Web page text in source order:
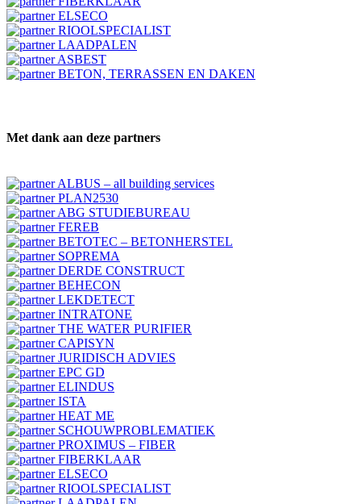
Met dank aan deze partners